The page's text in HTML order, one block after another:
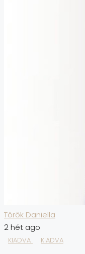
Török Daniella
2 hét ago
KIADVA KIADVA